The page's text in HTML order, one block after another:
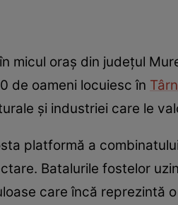
micul oraș din județul
de oameni locuiesc în
și industriei care le
platformă a
Batalurile fostelor
care încă reprezintă